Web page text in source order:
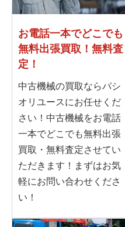
お電話一本でどこでも
無料出張買取！無料査
定！
中古機械の買取ならパシ
オリユースにお任せくだ
さい！中古機械をお電話
一本でどこでも無料出張
買取・無料査定させてい
ただきます！まずはお気
軽にお問い合わせくださ
い！